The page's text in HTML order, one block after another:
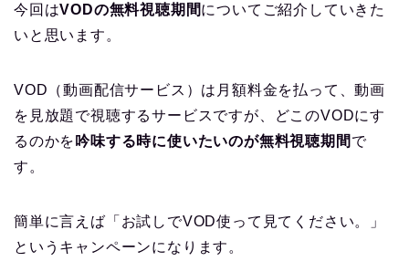
今回はVODの無料視聴期間についてご紹介していきた
いと思います。
VOD（動画配信サービス）は月額料金を払って、動画
を見放題で視聴するサービスですが、どこのVODにす
るのかを 吟味する時に使いたいのが無料視聴期間 で
す。
簡単に言えば「お試しでVOD使って見てください。」
というキャンペーンになります。